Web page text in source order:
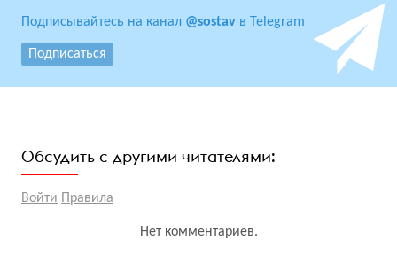
Подписывайтесь на канал @sostav в Telegram
Подписаться
Обсудить с другими читателями:
Войти Правила
Нет комментариев.